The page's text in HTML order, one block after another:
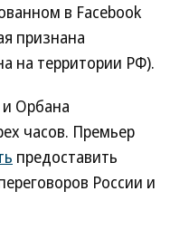
в Facebook
признана
на территории РФ).
Орбана
часов. Премьер
предоставить
России и